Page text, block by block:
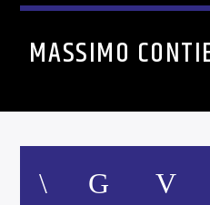
MASSIMO